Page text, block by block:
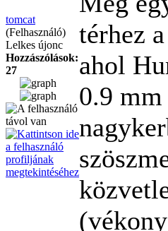
tomcat
(Felhasználó)
Lelkes újonc
Hozzászólások:
27
térhez
ahol
0.9